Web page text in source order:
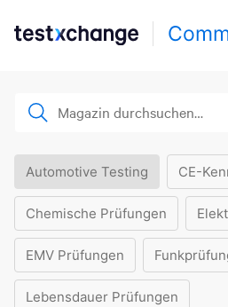
Automotive Testing CE-
Chemische Prüfungen
EMV Prüfungen
Lebensdauer Prüfungen